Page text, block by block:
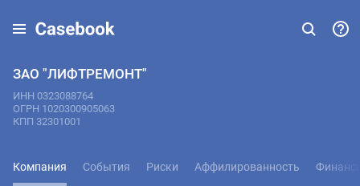
ЗАО "ЛИФТРЕМОНТ"
ИНН 0323088764
ОГРН 1020300905063
КПП 32301001
Компания События Риски Аффилированность